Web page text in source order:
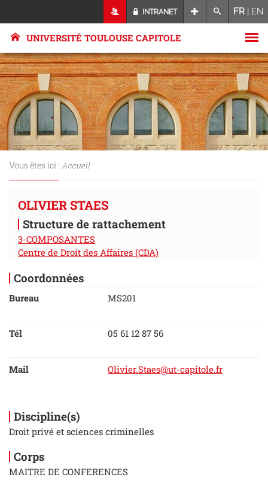
INTRANET FR | EN
UNIVERSITÉ TOULOUSE CAPITOLE
Vous êtes ici : Accueil
OLIVIER STAES
Structure de rattachement
3-COMPOSANTES
Centre de Droit des Affaires (CDA)
Coordonnées
Bureau MS201
Tél 05 61 12 87 56
Mail Olivier.Staes@ut-capitole.fr
Discipline(s)
Droit privé et sciences criminelles
Corps
MAITRE DE CONFERENCES